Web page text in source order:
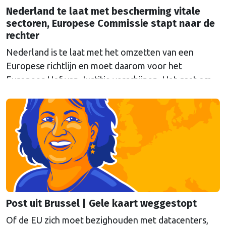
Nederland te laat met bescherming vitale
sectoren, Europese Commissie stapt naar de
rechter
Nederland is te laat met het omzetten van een
Europese richtlijn en moet daarom voor het
Europees Hof van Justitie verschijnen. Het gaat om
belangrijke sectoren plat komen te liggen bij
verstoringen, zoals natuurrampen of aanslagen. De
Eerste en Tweede Kamer hebben inmiddels
ingestemd met de wetten (Wet Weerbaarheid …
Continued
Post uit Brussel | Gele kaart weggestopt
Of de EU zich moet bezighouden met datacenters,